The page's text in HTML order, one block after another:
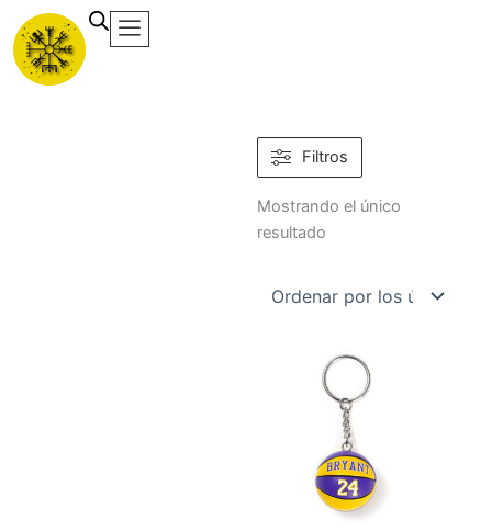
contenido
Filtros
Mostrando el único
resultado
Este
producto
variantes.
Las
opciones